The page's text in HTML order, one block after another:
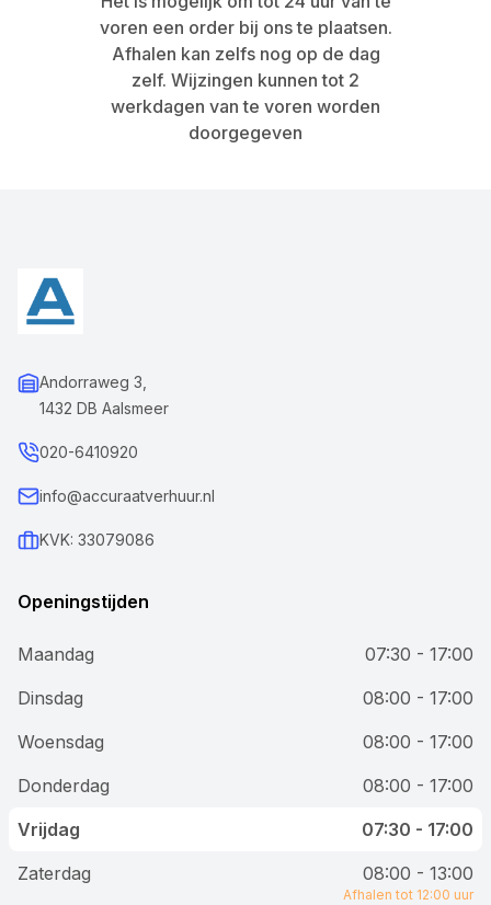
voren een order bij ons te plaatsen.
Afhalen kan zelfs nog op de dag
zelf. Wijzingen kunnen tot 2
werkdagen van te voren worden
doorgegeven
Andorraweg 3,
1432 DB Aalsmeer
020-6410920
info@accuraatverhuur.nl
KVK: 33079086
Openingstijden
Maandag
07:30 - 17:00
Dinsdag
08:00 - 17:00
Woensdag
08:00 - 17:00
Donderdag
08:00 - 17:00
Vrijdag
07:30 - 17:00
Zaterdag
08:00 - 13:00
Afhalen tot 12:00 uur